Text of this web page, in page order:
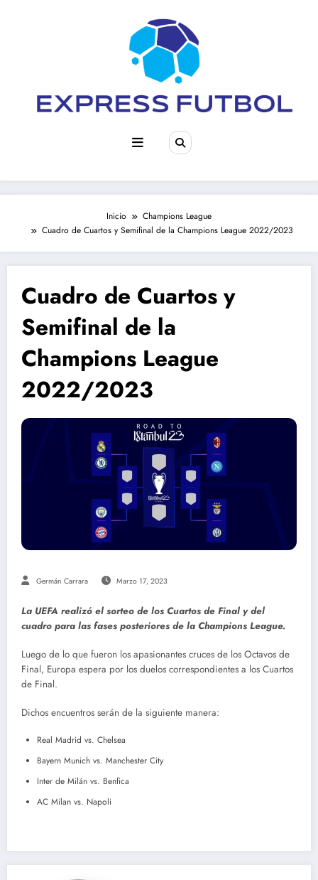
Inicio
Champions League
Cuadro de Cuartos y Semifinal de la Champions League 2022/2023
Cuadro de Cuartos y
Semifinal de la
Champions League
2022/2023
Germán Carrara Marzo 17, 2023
La UEFA realizó el sorteo de los Cuartos de Final y del
cuadro para las fases posteriores de la Champions League.
Luego de lo que fueron los apasionantes cruces de los Octavos de
Final, Europa espera por los duelos correspondientes a los Cuartos
de Final.
Dichos encuentros serán de la siguiente manera:
Real Madrid vs. Chelsea
Bayern Munich vs. Manchester City
Inter de Milán vs. Benfica
AC Milan vs. Napoli